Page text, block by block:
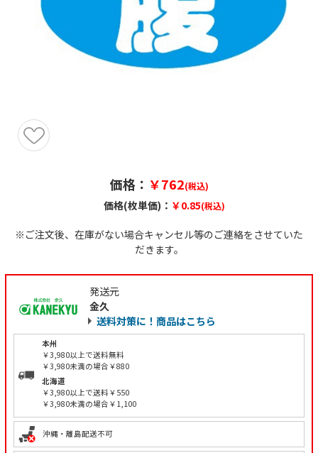
価格： ￥762(税込)
価格(枚単価)： ￥0.85(税込)
※ご注文後、在庫がない場合キャンセル等のご連絡をさせていた
だきます。
発送元
金久
送料対策に！商品はこちら
本州
￥3,980以上で送料無料
￥3,980未満の場合￥880
北海道
￥3,980以上で送料￥550
￥3,980未満の場合￥1,100
沖縄・離島配送不可